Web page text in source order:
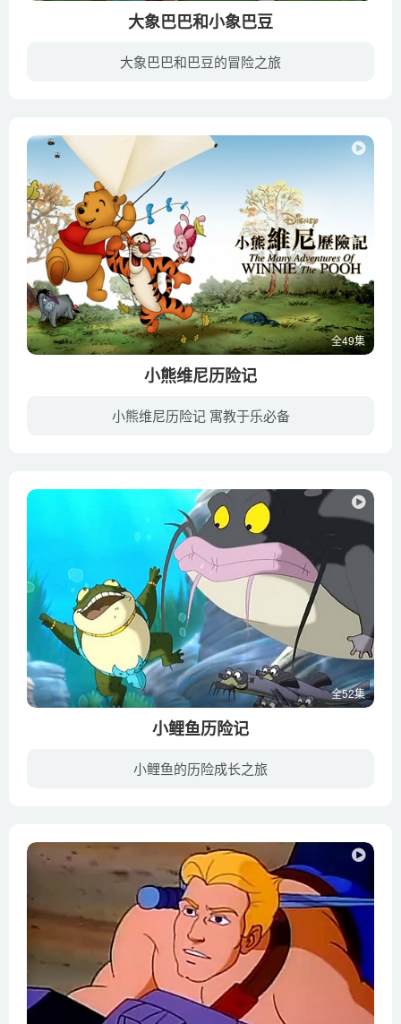
54 Wooly and the Giant Snowzos
56 Teddy’s Quest
59 Musical Oppressors
60 M.A.V.O. Costume Ball
61 Father’s Day
62 The Journey Home
63 On the Beaches
64 L.B.’s Wedding
65 The Mystery Unravels
大象巴巴和小象巴豆
大象巴巴和巴豆的冒险之旅
全49集
小熊维尼历险记
小熊维尼历险记 寓教于乐必备
全52集
小鲤鱼历险记
小鲤鱼的历险成长之旅